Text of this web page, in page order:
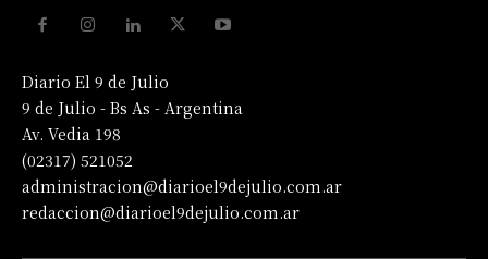
Diario El 9 de Julio
9 de Julio - Bs As - Argentina
Av. Vedia 198
(02317) 521052
administracion@diarioel9dejulio.com.ar
redaccion@diarioel9dejulio.com.ar